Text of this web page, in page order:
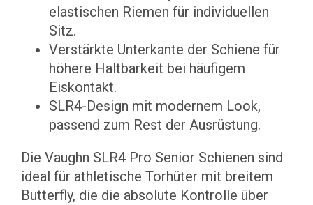
elastischen Riemen für individuellen
Sitz.
Verstärkte Unterkante der Schiene für
höhere Haltbarkeit bei häufigem
Eiskontakt.
SLR4-Design mit modernem Look,
passend zum Rest der Ausrüstung.
Die Vaughn SLR4 Pro Senior Schienen sind
ideal für athletische Torhüter mit breitem
Butterfly, die die absolute Kontrolle über